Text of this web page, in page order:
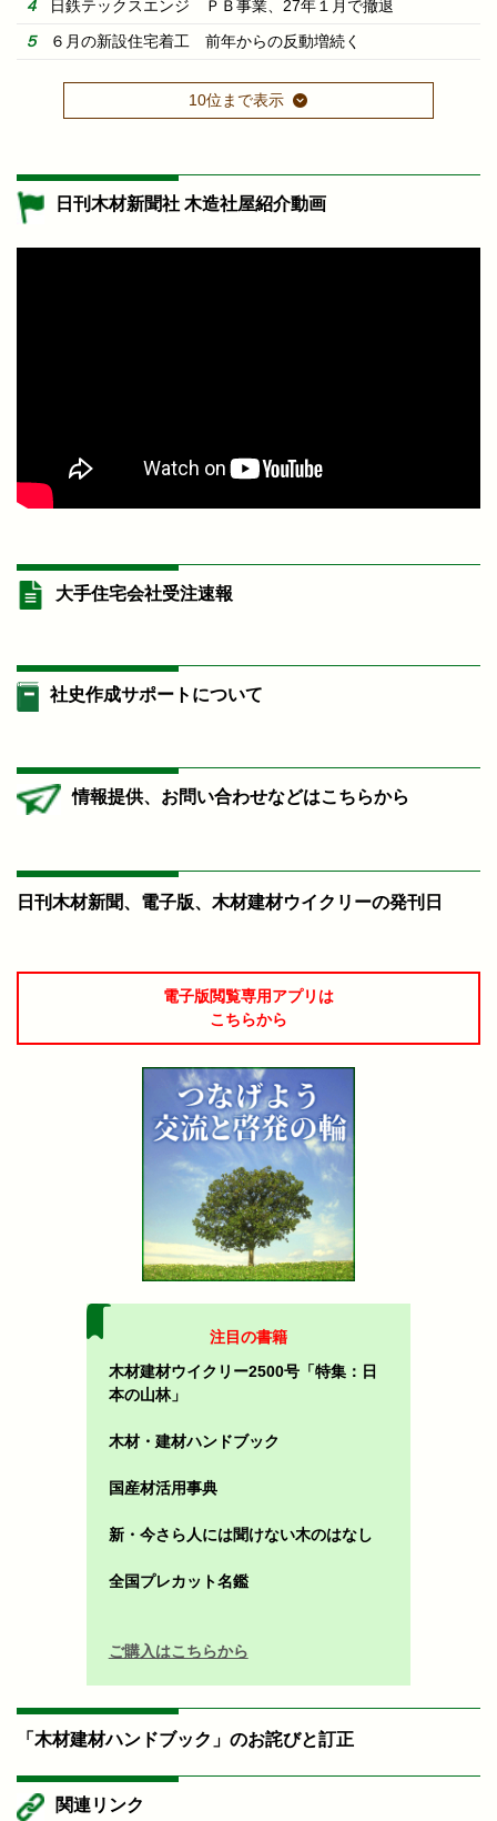
日鉄テックスエンジ ＰＢ事業、27年１月で撤退
６月の新設住宅着工 前年からの反動増続く
10位まで表示
日刊木材新聞社 木造社屋紹介動画
大手住宅会社受注速報
社史作成サポートについて
情報提供、お問い合わせなどはこちらから
日刊木材新聞、電子版、木材建材ウイクリーの発刊日
電子版閲覧専用アプリは
こちらから
注目の書籍
木材建材ウイクリー2500号「特集：日
本の山林」
木材・建材ハンドブック
国産材活用事典
新・今さら人には聞けない木のはなし
全国プレカット名鑑
ご購入はこちらから
「木材建材ハンドブック」のお詫びと訂正
関連リンク